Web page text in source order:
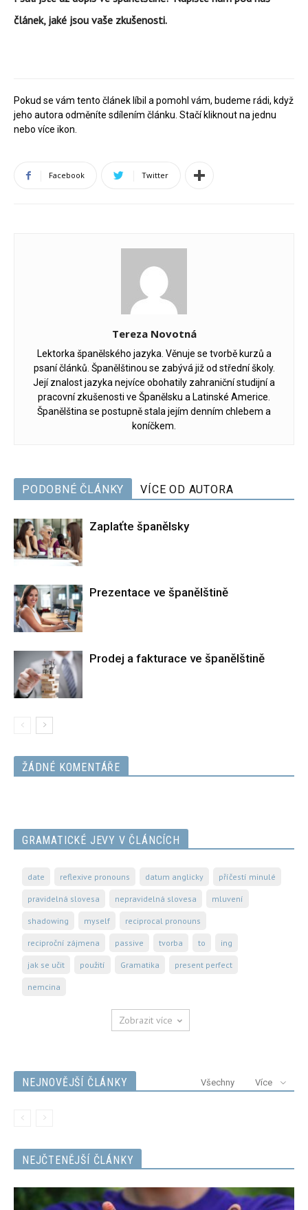
článek, jaké jsou vaše zkušenosti.
Pokud se vám tento článek líbil a pomohl vám, budeme rádi, když
jeho autora odměníte sdílením článku. Stačí kliknout na jednu
nebo více ikon.
Facebook Twitter
Tereza Novotná
Lektorka španělského jazyka. Věnuje se tvorbě kurzů a
psaní článků. Španělštinou se zabývá již od střední školy.
Její znalost jazyka nejvíce obohatily zahraniční studijní a
pracovní zkušenosti ve Španělsku a Latinské Americe.
Španělština se postupně stala jejím denním chlebem a
koníčkem.
PODOBNÉ ČLÁNKY VÍCE OD AUTORA
Zaplaťte španělsky
Prezentace ve španělštině
Prodej a fakturace ve španělštině
ŽÁDNÉ KOMENTÁŘE
GRAMATICKÉ JEVY V ČLÁNCÍCH
date reflexive pronouns datum anglicky příčestí minulé
pravidelná slovesa nepravidelná slovesa mluvení
shadowing myself reciprocal pronouns
reciproční zájmena passive tvorba to ing
jak se učit použití Gramatika present perfect
nemcina
Zobrazit více
NEJNOVĚJŠÍ ČLÁNKY Všechny Více
NEJČTENĚJŠÍ ČLÁNKY